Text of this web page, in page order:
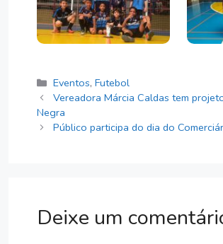
Categorias
Eventos,Futebol
Vereadora Márcia Caldas tem
Negra
Público participa do dia do
Deixe um